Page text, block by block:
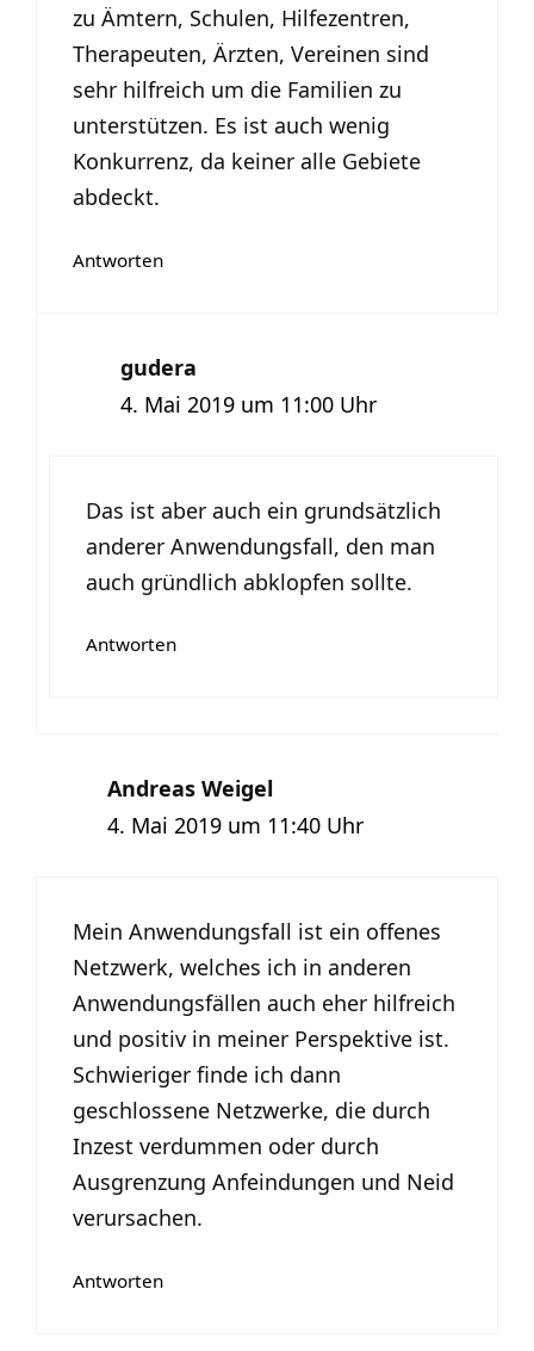
zu Ämtern, Schulen, Hilfezentren,
Therapeuten, Ärzten, Vereinen sind
sehr hilfreich um die Familien zu
unterstützen. Es ist auch wenig
Konkurrenz, da keiner alle Gebiete
abdeckt.
Antworten
gudera
4. Mai 2019 um 11:00 Uhr
Das ist aber auch ein grundsätzlich
anderer Anwendungsfall, den man
auch gründlich abklopfen sollte.
Antworten
Andreas Weigel
4. Mai 2019 um 11:40 Uhr
Mein Anwendungsfall ist ein offenes
Netzwerk, welches ich in anderen
Anwendungsfällen auch eher hilfreich
und positiv in meiner Perspektive ist.
Schwieriger finde ich dann
geschlossene Netzwerke, die durch
Inzest verdummen oder durch
Ausgrenzung Anfeindungen und Neid
verursachen.
Antworten